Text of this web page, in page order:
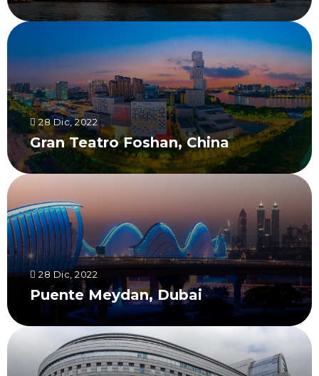
28 Dic, 2022
Gran Teatro Foshan, China
28 Dic, 2022
Puente Meydan, Dubai